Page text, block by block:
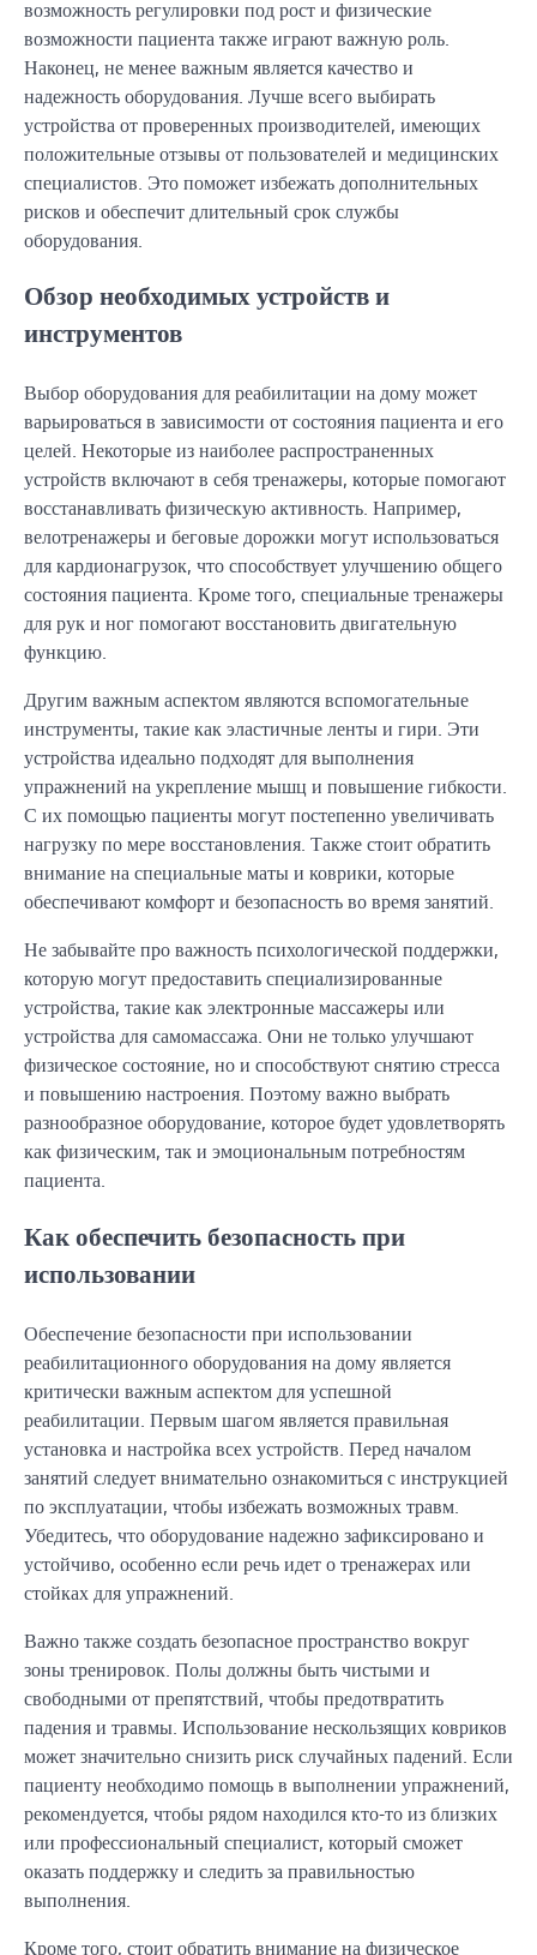
возможность регулировки под рост и физические
возможности пациента также играют важную роль.
Наконец, не менее важным является качество и
надежность оборудования. Лучше всего выбирать
устройства от проверенных производителей, имеющих
положительные отзывы от пользователей и медицинских
специалистов. Это поможет избежать дополнительных
рисков и обеспечит длительный срок службы
оборудования.
Обзор необходимых устройств и
инструментов
Выбор оборудования для реабилитации на дому может
варьироваться в зависимости от состояния пациента и его
целей. Некоторые из наиболее распространенных
устройств включают в себя тренажеры, которые помогают
восстанавливать физическую активность. Например,
велотренажеры и беговые дорожки могут использоваться
для кардионагрузок, что способствует улучшению общего
состояния пациента. Кроме того, специальные тренажеры
для рук и ног помогают восстановить двигательную
функцию.
Другим важным аспектом являются вспомогательные
инструменты, такие как эластичные ленты и гири. Эти
устройства идеально подходят для выполнения
упражнений на укрепление мышц и повышение гибкости.
С их помощью пациенты могут постепенно увеличивать
нагрузку по мере восстановления. Также стоит обратить
внимание на специальные маты и коврики, которые
обеспечивают комфорт и безопасность во время занятий.
Не забывайте про важность психологической поддержки,
которую могут предоставить специализированные
устройства, такие как электронные массажеры или
устройства для самомассажа. Они не только улучшают
физическое состояние, но и способствуют снятию стресса
и повышению настроения. Поэтому важно выбрать
разнообразное оборудование, которое будет удовлетворять
как физическим, так и эмоциональным потребностям
пациента.
Как обеспечить безопасность при
использовании
Обеспечение безопасности при использовании
реабилитационного оборудования на дому является
критически важным аспектом для успешной
реабилитации. Первым шагом является правильная
установка и настройка всех устройств. Перед началом
занятий следует внимательно ознакомиться с инструкцией
по эксплуатации, чтобы избежать возможных травм.
Убедитесь, что оборудование надежно зафиксировано и
устойчиво, особенно если речь идет о тренажерах или
стойках для упражнений.
Важно также создать безопасное пространство вокруг
зоны тренировок. Полы должны быть чистыми и
свободными от препятствий, чтобы предотвратить
падения и травмы. Использование нескользящих ковриков
может значительно снизить риск случайных падений. Если
пациенту необходимо помощь в выполнении упражнений,
рекомендуется, чтобы рядом находился кто-то из близких
или профессиональный специалист, который сможет
оказать поддержку и следить за правильностью
выполнения.
Кроме того, стоит обратить внимание на физическое